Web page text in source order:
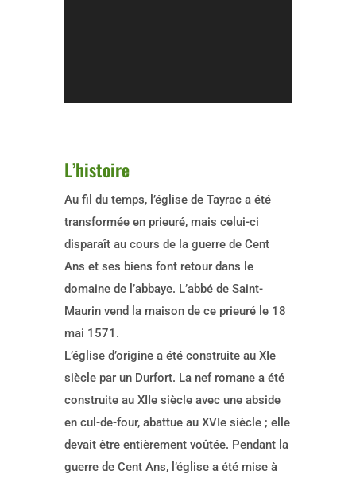
L’histoire
Au fil du temps, l’église de Tayrac a été
transformée en prieuré, mais celui-ci
disparaît au cours de la guerre de Cent
Ans et ses biens font retour dans le
domaine de l’abbaye. L’abbé de Saint-
Maurin vend la maison de ce prieuré le 18
mai 1571.
L’église d’origine a été construite au XIe
siècle par un Durfort. La nef romane a été
construite au XIIe siècle avec une abside
en cul-de-four, abattue au XVIe siècle ; elle
devait être entièrement voûtée. Pendant la
guerre de Cent Ans, l’église a été mise à